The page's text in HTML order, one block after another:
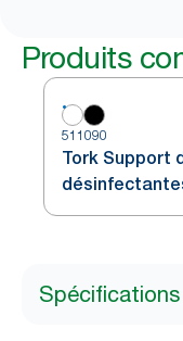
Produits
511090
Tork Support
blanc W20